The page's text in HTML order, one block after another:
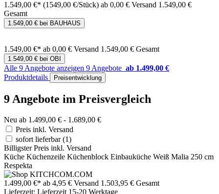
1.549,00 €* (1549,00 €/Stück) ab 0,00 € Versand 1.549,00 €
Gesamt
1.549,00 € bei BAUHAUS
1.549,00 €* ab 0,00 € Versand 1.549,00 € Gesamt
1.549,00 € bei OBI
Alle 9 Angebote anzeigen 9 Angebote ab 1.499,00 €
Produktdetails
Preisentwicklung
9 Angebote im Preisvergleich
Neu ab 1.499,00 € - 1.689,00 €
Preis inkl. Versand
sofort lieferbar(1)
Billigster Preis inkl. Versand
Küche Küchenzeile Küchenblock Einbauküche Weiß Malia 250 cm
Respekta
1.499,00 €* ab 4,95 € Versand 1.503,95 € Gesamt
Lieferzeit: Lieferzeit 15-20 Werktage